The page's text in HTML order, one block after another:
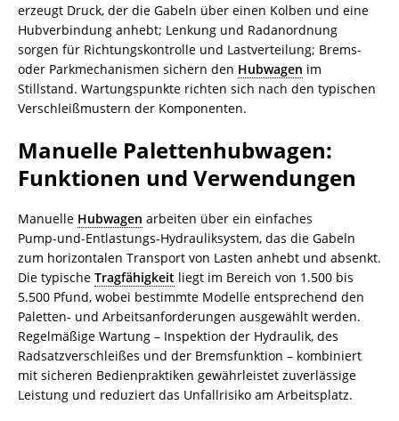
erzeugt Druck, der die Gabeln über einen Kolben und eine
Hubverbindung anhebt; Lenkung und Radanordnung
sorgen für Richtungskontrolle und Lastverteilung; Brems-
oder Parkmechanismen sichern den Hubwagen im
Stillstand. Wartungspunkte richten sich nach den typischen
Verschleißmustern der Komponenten.
Manuelle Palettenhubwagen:
Funktionen und Verwendungen
Manuelle Hubwagen arbeiten über ein einfaches
Pump‑und‑Entlastungs‑Hydrauliksystem, das die Gabeln
zum horizontalen Transport von Lasten anhebt und absenkt.
Die typische Tragfähigkeit liegt im Bereich von 1.500 bis
5.500 Pfund, wobei bestimmte Modelle entsprechend den
Paletten‑ und Arbeitsanforderungen ausgewählt werden.
Regelmäßige Wartung – Inspektion der Hydraulik, des
Radsatzverschleißes und der Bremsfunktion – kombiniert
mit sicheren Bedienpraktiken gewährleistet zuverlässige
Leistung und reduziert das Unfallrisiko am Arbeitsplatz.